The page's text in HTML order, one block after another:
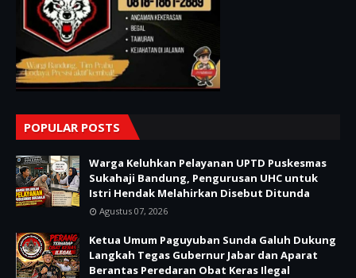
POPULAR POSTS
Warga Keluhkan Pelayanan UPTD Puskesmas
Sukahaji Bandung, Pengurusan UHC untuk
Istri Hendak Melahirkan Disebut Ditunda
Agustus 07, 2026
Ketua Umum Paguyuban Sunda Galuh Dukung
Langkah Tegas Gubernur Jabar dan Aparat
Berantas Peredaran Obat Keras Ilegal